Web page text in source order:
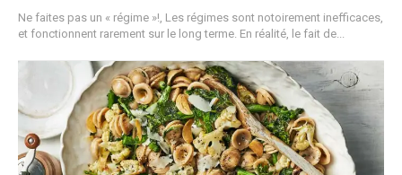
Ne faites pas un « régime »!, Les régimes sont notoirement inefficaces,
et fonctionnent rarement sur le long terme. En réalité, le fait de...